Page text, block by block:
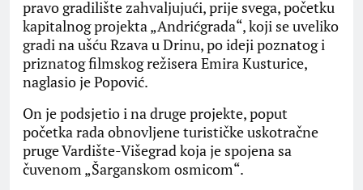
pravo gradilište zahvaljujući, prije svega, početku
kapitalnog projekta „Andrićgrada“, koji se uveliko
gradi na ušću Rzava u Drinu, po ideji poznatog i
priznatog filmskog režisera Emira Kusturice,
naglasio je Popović.
On je podsjetio i na druge projekte, poput
početka rada obnovljene turističke uskotračne
pruge Vardište-Višegrad koja je spojena sa
čuvenom „Šarganskom osmicom“.